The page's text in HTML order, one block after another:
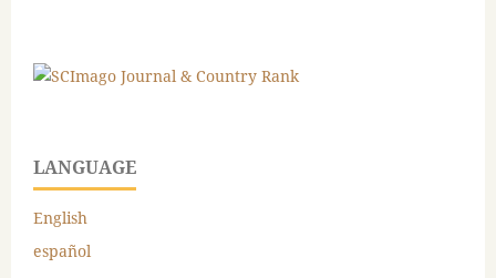
LANGUAGE
English
español